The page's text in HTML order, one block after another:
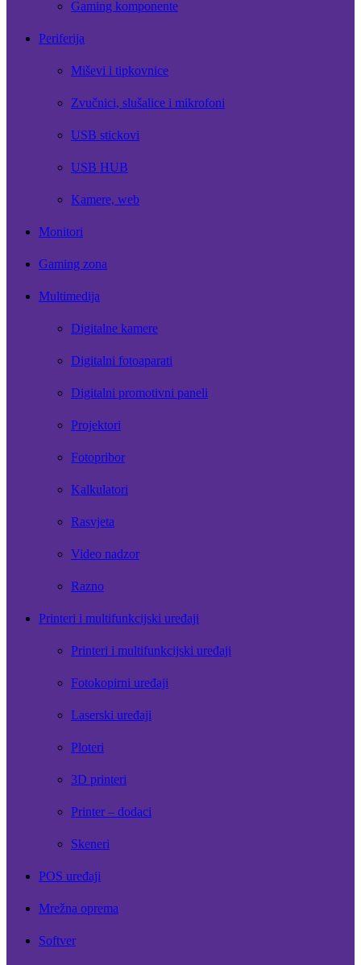
Gaming komponente
Periferija
Miševi i tipkovnice
Zvučnici, slušalice i mikrofoni
USB stickovi
USB HUB
Kamere, web
Monitori
Gaming zona
Multimedija
Digitalne kamere
Digitalni fotoaparati
Digitalni promotivni paneli
Projektori
Fotopribor
Kalkulatori
Rasvjeta
Video nadzor
Razno
Printeri i multifunkcijski uređaji
Printeri i multifunkcijski uređaji
Fotokopirni uređaji
Laserski uređaji
Ploteri
3D printeri
Printer – dodaci
Skeneri
POS uređaji
Mrežna oprema
Softver